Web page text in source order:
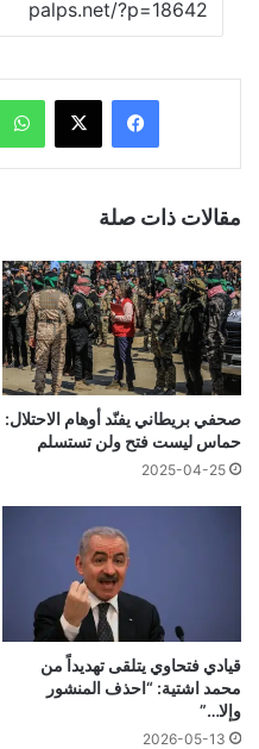
فيسبوك ‫X
مقالات ذات صلة
صحفي بريطاني يفنّد أوهام الاحتلال:
حماس ليست فتح ولن تستسلم
2025-04-25
قيادي فتحاوي يتلقى تهديداً من
محمد اشتية: “احذف المنشور
وإلا…”
2026-05-13